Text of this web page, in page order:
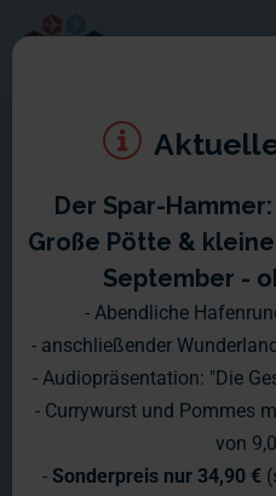
Der Spar-
Große Pötte &
September -
- Abendliche
- anschließender
- Audiopräsentation: "Die
- Currywurst und Pommes
von
- Sonderpreis nur 34,90 €